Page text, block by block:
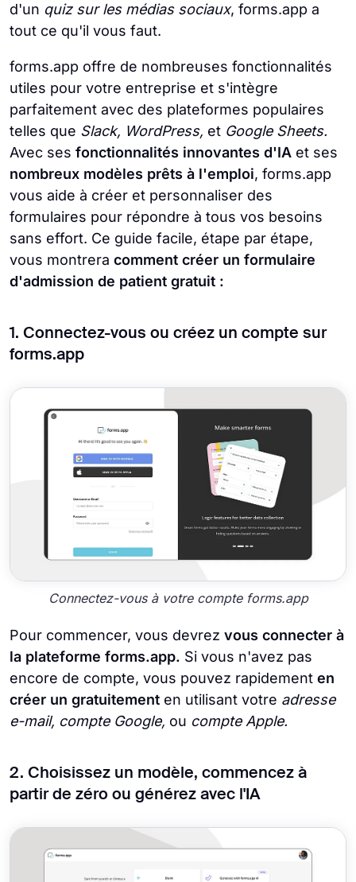
d'un quiz sur les médias sociaux, forms.app a
tout ce qu'il vous faut.
forms.app offre de nombreuses fonctionnalités
utiles pour votre entreprise et s'intègre
parfaitement avec des plateformes populaires
telles que Slack, WordPress, et Google Sheets.
Avec ses fonctionnalités innovantes d'IA et ses
nombreux modèles prêts à l'emploi, forms.app
vous aide à créer et personnaliser des
formulaires pour répondre à tous vos besoins
sans effort. Ce guide facile, étape par étape,
vous montrera comment créer un formulaire
d'admission de patient gratuit :
1. Connectez-vous ou créez un compte sur
forms.app
Connectez-vous à votre compte forms.app
Pour commencer, vous devrez vous connecter à
la plateforme forms.app. Si vous n'avez pas
encore de compte, vous pouvez rapidement en
créer un gratuitement en utilisant votre adresse
e-mail, compte Google, ou compte Apple.
2. Choisissez un modèle, commencez à
partir de zéro ou générez avec l'IA